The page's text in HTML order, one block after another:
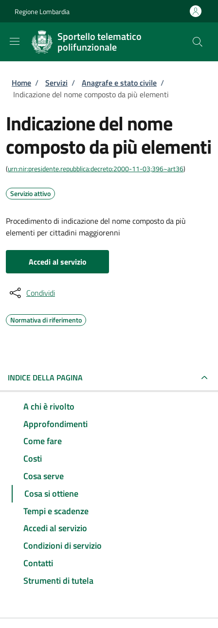
Regione Lombardia
Sportello telematico
polifunzionale
Briciole di pane
Home / Servizi / Anagrafe e stato civile /
Indicazione del nome composto da più elementi
Indicazione del nome
composto da più elementi
(urn:nir:presidente.repubblica:decreto:2000-11-03;396~art36)
Servizio attivo
Procedimento di indicazione del nome composto da più
elementi per cittadini maggiorenni
Accedi al servizio
Condividi
Normativa di riferimento
INDICE DELLA PAGINA
A chi è rivolto
Approfondimenti
Come fare
Costi
Cosa serve
Cosa si ottiene
Tempi e scadenze
Accedi al servizio
Condizioni di servizio
Contatti
Strumenti di tutela